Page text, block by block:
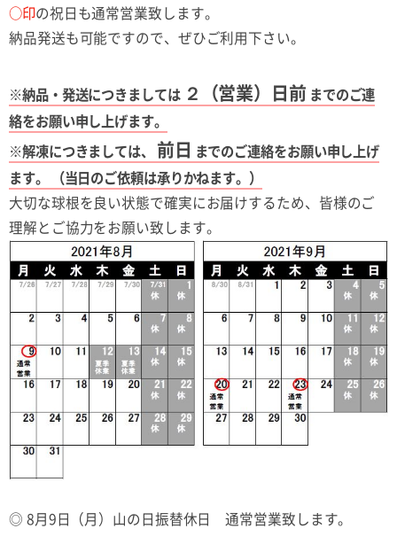
○印の祝日も通常営業致します。
納品発送も可能ですので、ぜひご利用下さい。
※納品・発送につきましては ２（営業）日前 までのご連
絡をお願い申し上げます。
※解凍につきましては、 前日 までのご連絡をお願い申し上げ
ます。 （当日のご依頼は承りかねます。）
大切な球根を良い状態で確実にお届けするため、皆様のご
理解とご協力をお願い致します。
◎ 8月9日（月）山の日振替休日 通常営業致します。